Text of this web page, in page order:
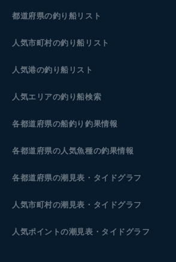
都道府県の釣り船リスト
人気市町村の釣り船リスト
人気港の釣り船リスト
人気エリアの釣り船検索
各都道府県の船釣り釣果情報
各都道府県の人気魚種の釣果情報
各都道府県の潮見表 ・タイドグラフ
人気市町村の潮見表・タイドグラフ
人気ポイントの潮見表・タイドグラフ